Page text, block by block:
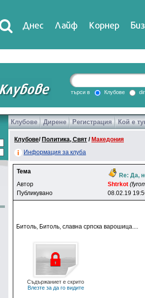
Днес Лайф Корнер
DirTV Impressio
Games
търси в Клубове
Клубове Дирене Регистрация Кой е
Клубове/ Политика, Свят / Македония
Информация за клуба
Тема
Re: Да,
Автор
Shtrkot
Публикувано
08.02.19
Битоль, Битоль, славна српска варошица....
Съдържаниет е скрито
Влезте за да го видите